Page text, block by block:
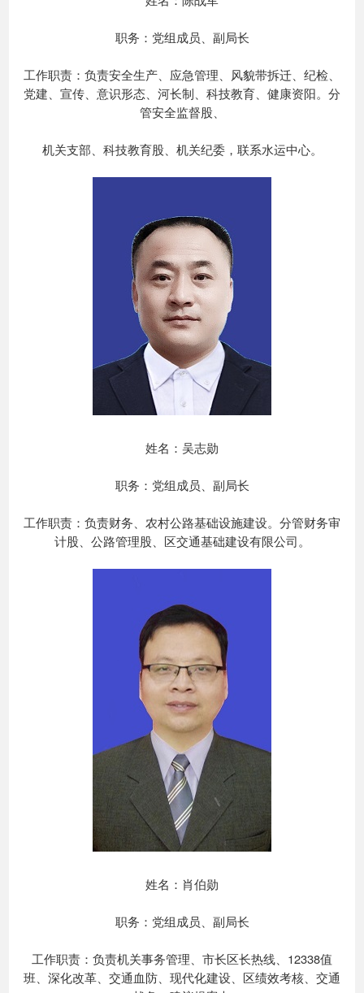
职务：党组成员、副局长
工作职责：负责安全生产、应急管理、风貌带拆迁、纪检、
党建、宣传、意识形态、河长制、科技教育、健康资阳。分
管安全监督股、
机关支部、科技教育股、机关纪委，联系水运中心。
姓名：吴志勋
职务：党组成员、副局长
工作职责：负责财务、农村公路基础设施建设。分管财务审
计股、公路管理股、区交通基础建设有限公司。
姓名：肖伯勋
职务：党组成员、副局长
工作职责：负责机关事务管理、市长区长热线、12338值
班、深化改革、交通血防、现代化建设、区绩效考核、交通